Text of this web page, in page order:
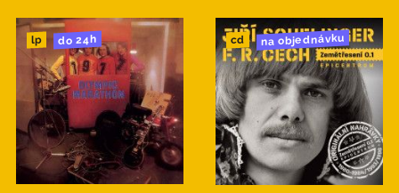
lp do 24h cd na objednávku